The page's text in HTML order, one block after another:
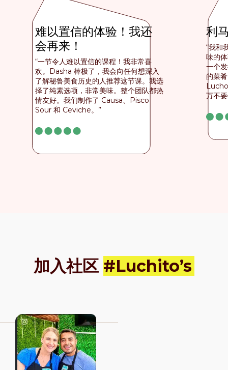
难以置信的体验！我还
会再来！
“一节令人难以置信的课程！我非常喜
欢。Dasha 棒极了，我会向任何想深入
了解秘鲁美食历史的人推荐这节课。我选
择了纯素选项，非常美味。整个团队都热
情友好。我们制作了 Causa、Pisco
Sour 和 Ceviche。”
利
“我和
味的
一个
的菜
万不
加入社区 #Luchito’s